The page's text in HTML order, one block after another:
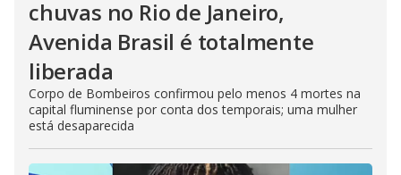
chuvas no Rio de Janeiro,
Avenida Brasil é totalmente
liberada
Corpo de Bombeiros confirmou pelo menos 4 mortes na
capital fluminense por conta dos temporais; uma mulher
está desaparecida